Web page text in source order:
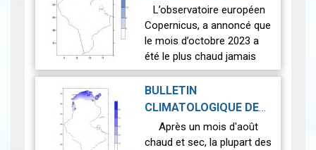
OCTOBRE 2023|
2023-12-18
L’observatoire européen
Copernicus, a annoncé que
le mois d’octobre 2023 a
été le plus chaud jamais
enregistré dans le monde.
En Tunisie Octobre cette
année est classé le 2ème
BULLETIN
CLIMATOLOGIQUE DE
SEPTEMBRE 2023|
2023-10-26
Après un mois d'août
chaud et sec, la plupart des